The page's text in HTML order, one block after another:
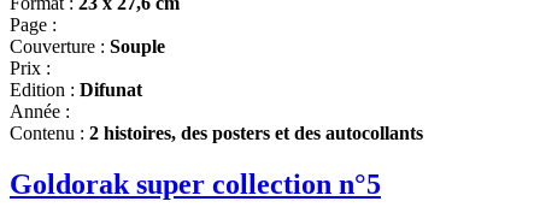
Page :
Couverture : Souple
Prix :
Edition : Difunat
Année :
Contenu : 2 histoires, des posters et des autocollants
Goldorak super collection n°5